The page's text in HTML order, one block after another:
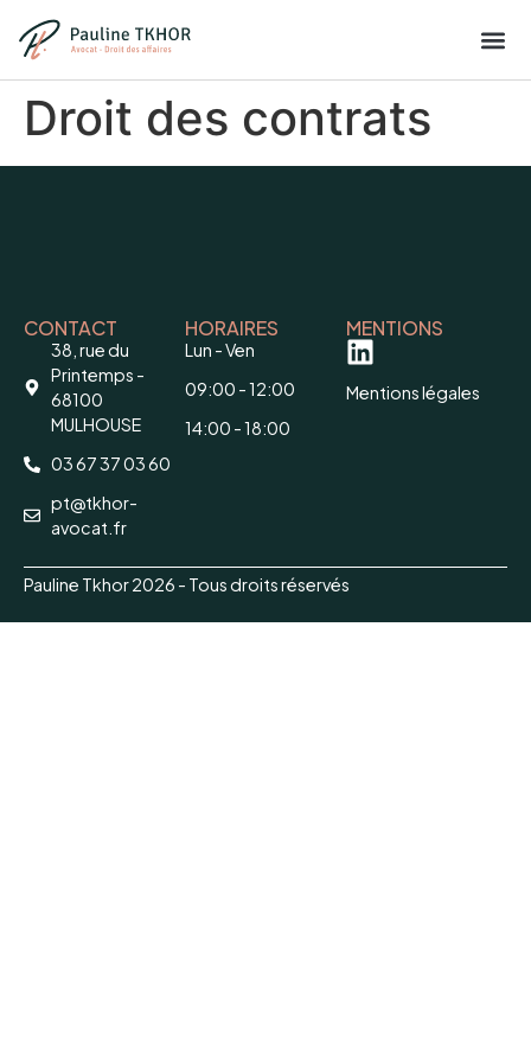
Droit des contrats
CONTACT
38, rue du
Printemps -
68100
MULHOUSE
03 67 37 03 60
pt@tkhor-
avocat.fr
HORAIRES
Lun - Ven
09:00 - 12:00
14:00 - 18:00
MENTIONS
Mentions légales
Pauline Tkhor 2026 - Tous droits réservés